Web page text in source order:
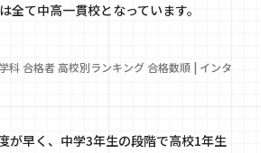
全て中高一貫校となっています。
科 合格者 高校別ランキング 合格数順 | インタ
が早く、中学3年生の段階で高校1年生